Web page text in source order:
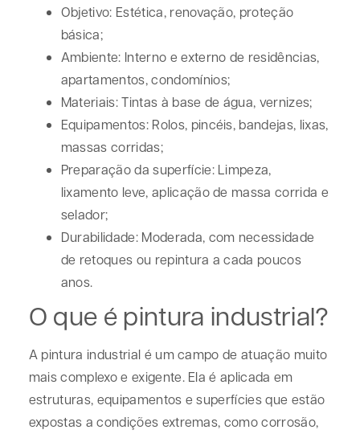
Objetivo: Estética, renovação, proteção
básica;
Ambiente: Interno e externo de residências,
apartamentos, condomínios;
Materiais:Tintas à base de água, vernizes;
Equipamentos: Rolos, pincéis, bandejas, lixas,
massas corridas;
Preparação da superfície:Limpeza,
lixamento leve, aplicação de massa corrida e
selador;
Durabilidade: Moderada, com necessidade
de retoques ou repintura a cada poucos
anos.
O que é pintura industrial?
A pintura industrial é um campo de atuação muito
mais complexo e exigente. Ela é aplicada em
estruturas, equipamentos e superfícies que estão
expostas a condições extremas, como corrosão,